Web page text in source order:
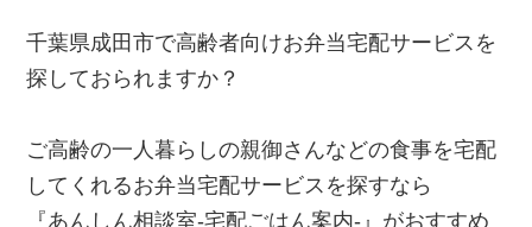
千葉県成田市で高齢者向けお弁当宅配サービスを
探しておられますか？
ご高齢の一人暮らしの親御さんなどの食事を宅配
してくれるお弁当宅配サービスを探すなら
『あんしん相談室‐宅配ごはん案内‐』がおすすめ